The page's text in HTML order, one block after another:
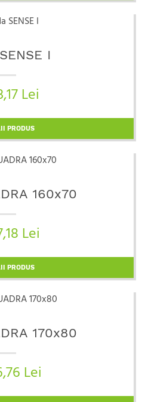
I
Lei
PRODUS
160x70
Lei
PRODUS
170x80
Lei